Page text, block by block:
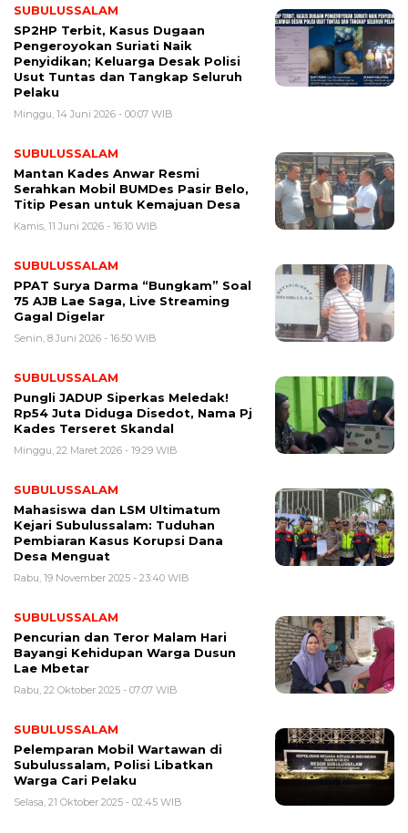
SUBULUSSALAM
SP2HP Terbit, Kasus Dugaan
Pengeroyokan Suriati Naik
Penyidikan; Keluarga Desak Polisi
Usut Tuntas dan Tangkap Seluruh
Pelaku
Minggu, 14 Juni 2026 - 00:07 WIB
SUBULUSSALAM
Mantan Kades Anwar Resmi
Serahkan Mobil BUMDes Pasir Belo,
Titip Pesan untuk Kemajuan Desa
Kamis, 11 Juni 2026 - 16:10 WIB
SUBULUSSALAM
PPAT Surya Darma “Bungkam” Soal
75 AJB Lae Saga, Live Streaming
Gagal Digelar
Senin, 8 Juni 2026 - 16:50 WIB
SUBULUSSALAM
Pungli JADUP Siperkas Meledak!
Rp54 Juta Diduga Disedot, Nama Pj
Kades Terseret Skandal
Minggu, 22 Maret 2026 - 19:29 WIB
SUBULUSSALAM
Mahasiswa dan LSM Ultimatum
Kejari Subulussalam: Tuduhan
Pembiaran Kasus Korupsi Dana
Desa Menguat
Rabu, 19 November 2025 - 23:40 WIB
SUBULUSSALAM
Pencurian dan Teror Malam Hari
Bayangi Kehidupan Warga Dusun
Lae Mbetar
Rabu, 22 Oktober 2025 - 07:07 WIB
SUBULUSSALAM
Pelemparan Mobil Wartawan di
Subulussalam, Polisi Libatkan
Warga Cari Pelaku
Selasa, 21 Oktober 2025 - 02:45 WIB